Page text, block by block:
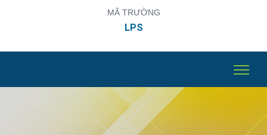
MÃ TRƯỜNG
LPS